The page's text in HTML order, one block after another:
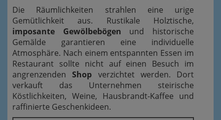
Die Räumlichkeiten strahlen eine urige
Gemütlichkeit aus. Rustikale Holztische,
imposante Gewölbebögen und historische
Gemälde garantieren eine individuelle
Atmosphäre. Nach einem entspannten Essen im
Restaurant sollte nicht auf einen Besuch im
angrenzendenShop verzichtet werden. Dort
verkauft das Unternehmen steirische
Köstlichkeiten, Weine, Hausbrandt-Kaffee und
raffinierte Geschenkideen.